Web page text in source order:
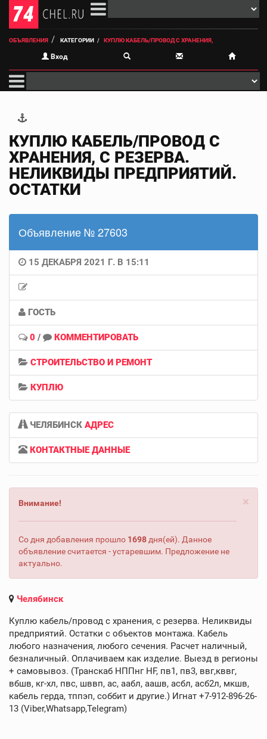
ОБЪЯВЛЕНИЯ КАТЕГОРИИ КУПЛЮ КАБЕЛЬ/ПРОВОД С ХРАНЕНИЯ,
Вход
КУПЛЮ КАБЕЛЬ/ПРОВОД С
ХРАНЕНИЯ, С РЕЗЕРВА.
НЕЛИКВИДЫ ПРЕДПРИЯТИЙ.
ОСТАТКИ
Объявление № 27603
15 ДЕКАБРЯ 2021 Г. В 15:11
ГОСТЬ
0 / КОММЕНТИРОВАТЬ
СТРОИТЕЛЬСТВО И РЕМОНТ
КУПЛЮ
ЧЕЛЯБИНСК АДРЕС
КОНТАКТНЫЕ ДАННЫЕ
×
Внимание!
Со дня добавления прошло 1698 дня(ей). Данное
объявление считается - устаревшим. Предложение не
актуально.
Челябинск
Куплю кабель/провод с хранения, с резерва. Неликвиды
предприятий. Остатки с объектов монтажа. Кабель
любого назначения, любого сечения. Расчет наличный,
безналичный. Оплачиваем как изделие. Выезд в регионы
+ cамовывоз. (Транскаб НППнг HF, пв1, пв3, ввг,кввг,
вбшв, кг-хл, пвс, шввп, ас, аабл, аашв, асбл, асб2л, мкшв,
кабель герда, тппэп, соббит и другие.) Игнат +7-912-896-26-
13 (Viber,Whatsapp,Telegram)